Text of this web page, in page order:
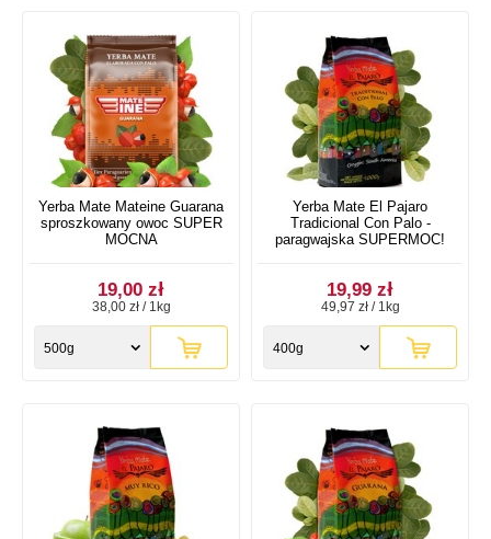
Yerba Mate Mateine Guarana
sproszkowany owoc SUPER
MOCNA
19,00 zł
38,00 zł / 1kg
500g
Yerba Mate El Pajaro
Tradicional Con Palo -
paragwajska SUPERMOC!
19,99 zł
49,97 zł / 1kg
400g